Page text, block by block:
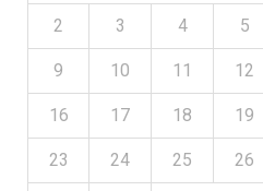
2 3 4 5
9 10 11 12
16 17 18 19
23 24 25 26